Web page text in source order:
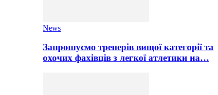
News
Запрошуємо тренерів вищої категорії та
охочих фахівців з легкої атлетики на…